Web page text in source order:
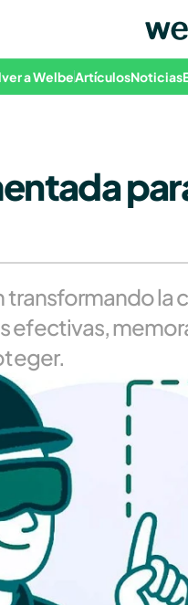
a WelbeArtículosNoticias
transformando la
efectivas,